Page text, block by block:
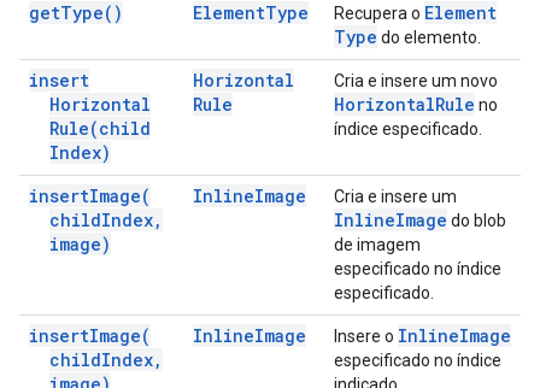
getType( ) ElementType Recupera o Element
Type do elemento.
insert
Horizontal
Rule(child
Index)
Horizontal
Rule
Cria e insere um novo
HorizontalRule no
índice especificado.
insertImage(
childIndex,
image)
InlineImage Cria e insere um
InlineImage do blob
de imagem
especificado no índice
especificado.
insertImage(
childIndex,
InlineImage Insere o InlineImage
especificado no índice